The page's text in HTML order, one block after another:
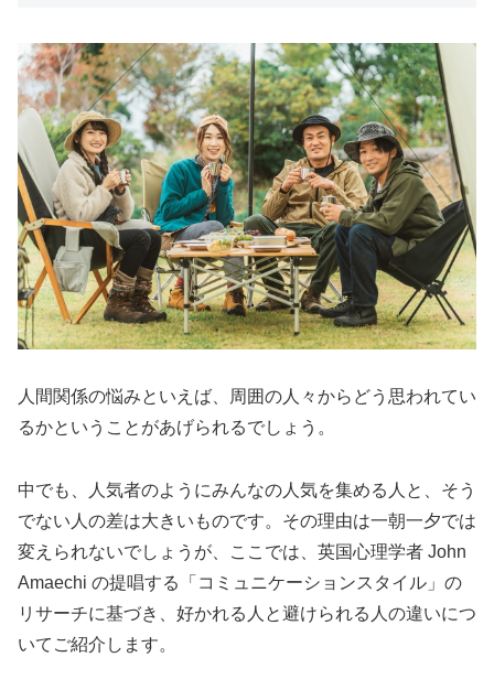
人間関係の悩みといえば、周囲の人々からどう思われてい
るかということがあげられるでしょう。
中でも、人気者のようにみんなの人気を集める人と、そう
でない人の差は大きいものです。その理由は一朝一夕では
変えられないでしょうが、ここでは、英国心理学者 John
Amaechi の提唱する「コミュニケーションスタイル」の
リサーチに基づき、好かれる人と避けられる人の違いにつ
いてご紹介します。